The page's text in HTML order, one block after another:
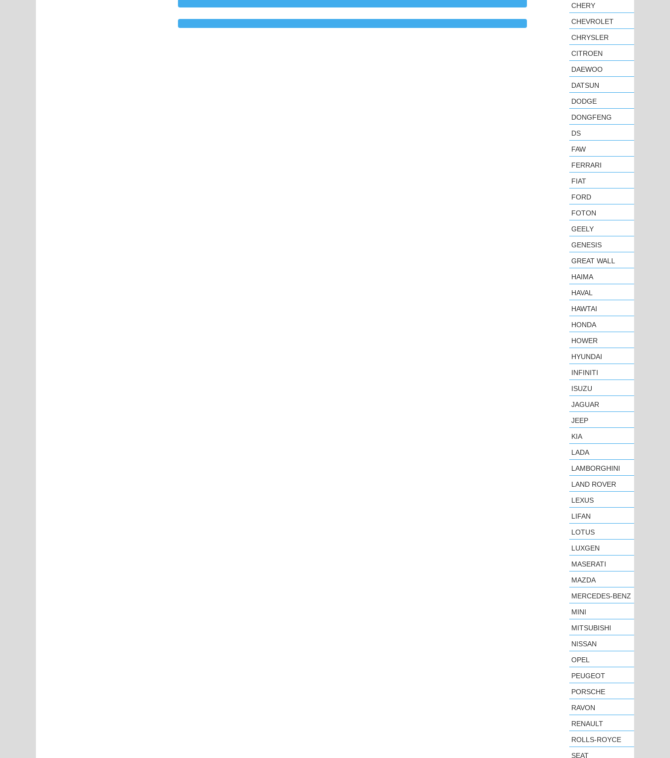
CHERY
CHEVROLET
CHRYSLER
CITROEN
DAEWOO
DATSUN
DODGE
DONGFENG
DS
FAW
FERRARI
FIAT
FORD
FOTON
GEELY
GENESIS
GREAT WALL
HAIMA
HAVAL
HAWTAI
HONDA
HOWER
HYUNDAI
INFINITI
ISUZU
JAGUAR
JEEP
KIA
LADA
LAMBORGHINI
LAND ROVER
LEXUS
LIFAN
LOTUS
LUXGEN
MASERATI
MAZDA
MERCEDES-BENZ
MINI
MITSUBISHI
NISSAN
OPEL
PEUGEOT
PORSCHE
RAVON
RENAULT
ROLLS-ROYCE
SEAT